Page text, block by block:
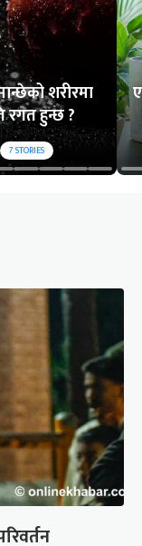
शरीरमा
रगत हुन्छ ?
7STORIES